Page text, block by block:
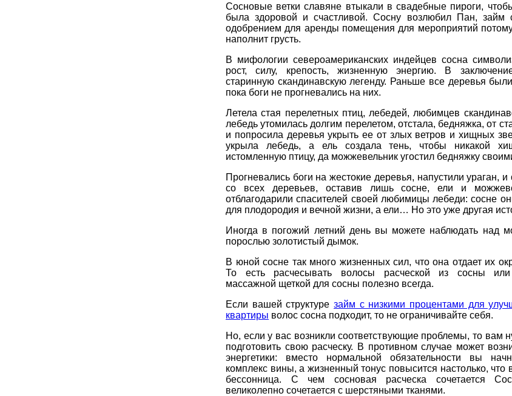
Сосновые ветки славяне втыкали в свадебные пироги,
была здоровой и счастливой. Сосну возлюбил Пан, займ
одобрением для аренды помещения для мероприятий
наполнит грусть.
В мифологии североамериканских индейцев сосна
рост, силу, крепость, жизненную энергию. В
старинную скандинавскую легенду. Раньше все деревья
пока боги не прогневались на них.
Летела стая перелетных птиц, лебедей, любимцев
лебедь утомилась долгим перелетом, отстала, бедняжка, от
и попросила деревья укрыть ее от злых ветров и хищных
укрыла лебедь, а ель создала тень, чтобы никакой
истомленную птицу, да можжевельник угостил бедняжку
Прогневались боги на жестокие деревья, напустили ураган, и
со всех деревьев, оставив лишь сосне, ели и
отблагодарили спасителей своей любимицы лебеди: сосне
для плодородия и вечной жизни, а ели… Но это уже другая
Иногда в погожий летний день вы можете наблюдать над
порослью золотистый дымок.
В юной сосне так много жизненных сил, что она отдает их
То есть расчесывать волосы расческой из сосны или
массажной щеткой для сосны полезно всегда.
Если вашей структуре займ с низкими процентами для
квартиры волос сосна подходит, то не ограничивайте себя.
Но, если у вас возникли соответствующие проблемы, то вам
подготовить свою расческу. В противном случае может
энергетики: вместо нормальной обязательности вы
комплекс вины, а жизненный тонус повысится настолько, что
бессонница. С чем сосновая расческа сочетается
великолепно сочетается с шерстяными тканями.